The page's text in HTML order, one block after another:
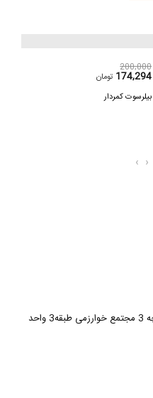
200,000
174,294 تومان
بیلرسوت کمردار
‹ ›
شیراز - خیابان سید جمالدین اسدآبادی کوچه 3 مجتمع خوارزمی طبقه3 واحد